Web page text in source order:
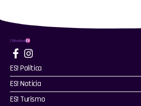
ES! Política
ES! Noticia
ES! Turismo